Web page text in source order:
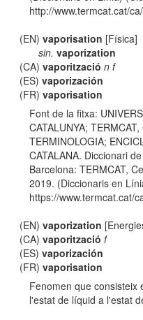
http://www.termcat.cat/
(EN)vaporisation [Física]
sin. vaporization
(CA)vaporització n f
(ES)vaporización
(FR)vaporisation
Font de la fitxa:
CATALUNYA;
TERMINOLOGIA;
CATALANA. Diccionari
Barcelona: TERMCAT,
2019. (Diccionaris en
https://www.termcat.cat/
(EN)vaporization
(CA)vaporització f
(ES)vaporización
(FR)vaporisation
Fenomen que consisteix
l'estat de líquid a l'estat